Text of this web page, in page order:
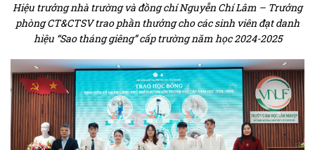
Hiệu trưởng nhà trường và đồng chí Nguyễn Chí Lâm – Trưởng
phòng CT&CTSV trao phần thưởng cho các sinh viên đạt danh
hiệu “Sao tháng giêng” cấp trường năm học 2024-2025